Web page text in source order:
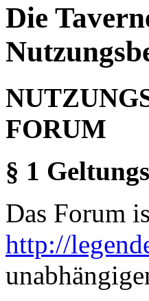
Die
FORUM
§ 1
Das Forum
http://